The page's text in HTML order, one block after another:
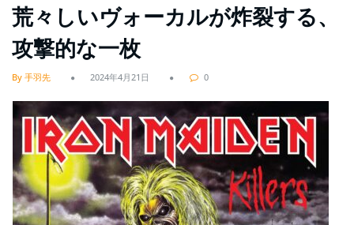
荒々しいヴォーカルが炸裂する、
攻撃的な一枚
By 手羽先 2024年4月21日 0